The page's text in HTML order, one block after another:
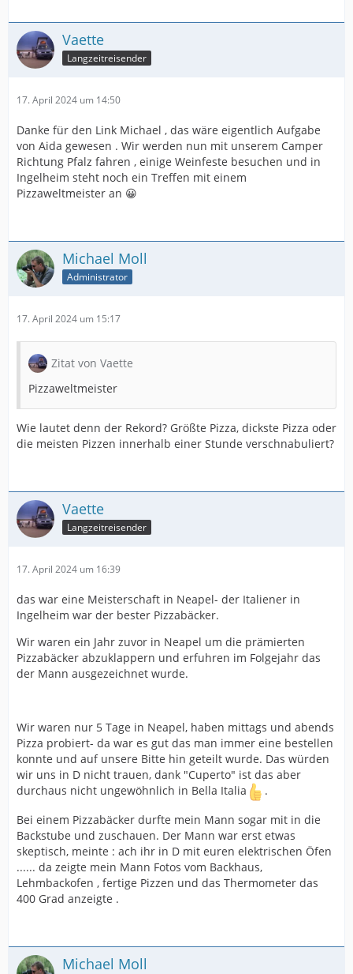
Vaette
Langzeitreisender
17. April 2024 um 14:50
Danke für den Link Michael , das wäre eigentlich Aufgabe
von Aida gewesen . Wir werden nun mit unserem Camper
Richtung Pfalz fahren , einige Weinfeste besuchen und in
Ingelheim steht noch ein Treffen mit einem
Pizzaweltmeister an 😀
Michael Moll
Administrator
17. April 2024 um 15:17
Zitat von Vaette
Pizzaweltmeister
Wie lautet denn der Rekord? Größte Pizza, dickste Pizza oder
die meisten Pizzen innerhalb einer Stunde verschnabuliert?
Vaette
Langzeitreisender
17. April 2024 um 16:39
das war eine Meisterschaft in Neapel- der Italiener in
Ingelheim war der bester Pizzabäcker.
Wir waren ein Jahr zuvor in Neapel um die prämierten
Pizzabäcker abzuklappern und erfuhren im Folgejahr das
der Mann ausgezeichnet wurde.
Wir waren nur 5 Tage in Neapel, haben mittags und abends
Pizza probiert- da war es gut das man immer eine bestellen
konnte und auf unsere Bitte hin geteilt wurde. Das würden
wir uns in D nicht trauen, dank "Cuperto" ist das aber
durchaus nicht ungewöhnlich in Bella Italia
.
Bei einem Pizzabäcker durfte mein Mann sogar mit in die
Backstube und zuschauen. Der Mann war erst etwas
skeptisch, meinte : ach ihr in D mit euren elektrischen Öfen
...... da zeigte mein Mann Fotos vom Backhaus,
Lehmbackofen , fertige Pizzen und das Thermometer das
400 Grad anzeigte .
Michael Moll